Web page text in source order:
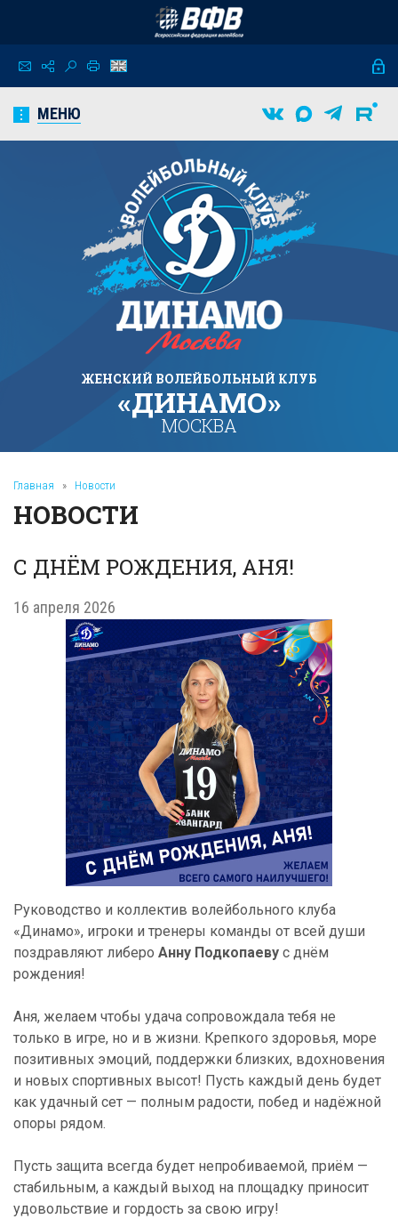
МЕНЮ
ЖЕНСКИЙ ВОЛЕЙБОЛЬНЫЙ КЛУБ
«ДИНАМО»
МОСКВА
Главная » Новости
НОВОСТИ
С ДНЁМ РОЖДЕНИЯ, АНЯ!
16 апреля 2026
Руководство и коллектив волейбольного клуба
«Динамо», игроки и тренеры команды от всей души
поздравляют либеро Анну Подкопаеву с днём
рождения!
Аня, желаем чтобы удача сопровождала тебя не
только в игре, но и в жизни. Крепкого здоровья, море
позитивных эмоций, поддержки близких, вдохновения
и новых спортивных высот! Пусть каждый день будет
как удачный сет — полным радости, побед и надёжной
опоры рядом.
Пусть защита всегда будет непробиваемой, приём —
стабильным, а каждый выход на площадку приносит
удовольствие и гордость за свою игру!